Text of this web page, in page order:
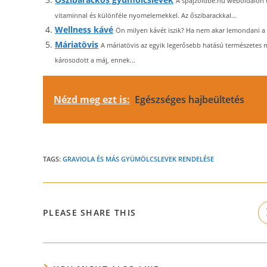
vitaminnal és különféle nyomelemekkel. Az őszibarackkal...
Wellness kávé Ön milyen kávét iszik? Ha nem akar lemondani
Máriatövis A máriatövis az egyik legerősebb hatású
károsodott a máj, ennek...
Nézd meg ezt is: Egészséges hajbeültetés
TAGS: GRAVIOLA ÉS MÁS GYÜMÖLCSLEVEK RENDELÉSE
PLEASE SHARE THIS